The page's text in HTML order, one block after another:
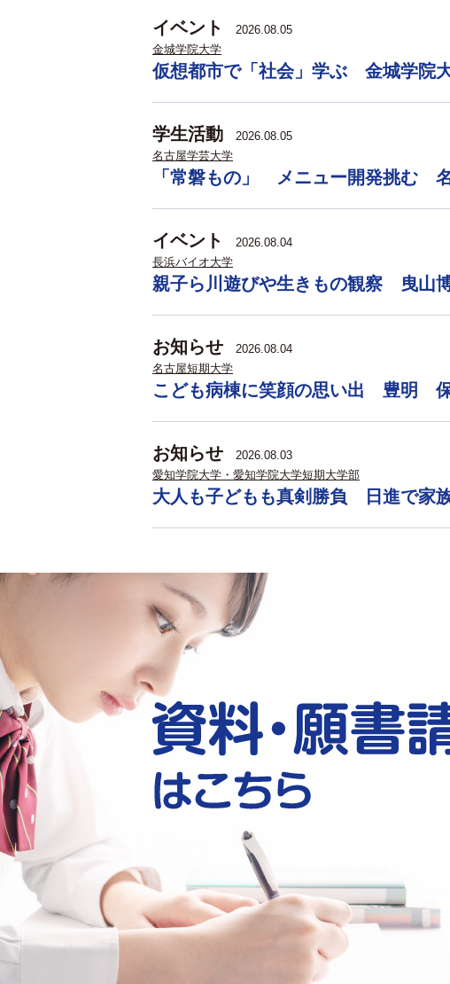
イベント
2026.08.05
金城学院大学
仮想都市で「社会」学ぶ 金城学院
学生活動
2026.08.05
名古屋学芸大学
「常磐もの」 メニュー開発挑む
イベント
2026.08.04
長浜バイオ大学
親子ら川遊びや生きもの観察 曳山
お知らせ
2026.08.04
名古屋短期大学
こども病棟に笑顔の思い出 豊明
お知らせ
2026.08.03
愛知学院大学・愛知学院大学短期大学部
大人も子どもも真剣勝負 日進で家